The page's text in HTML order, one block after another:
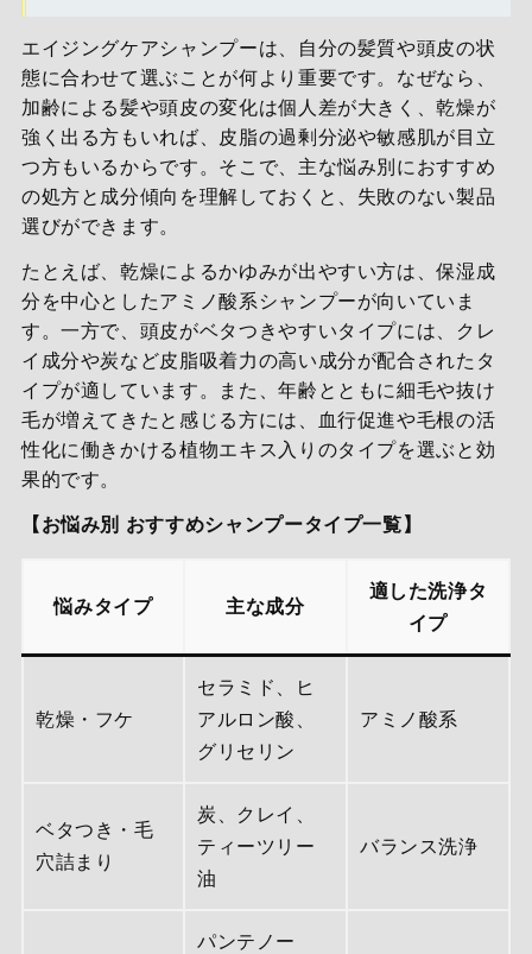
エイジングケアシャンプーは、自分の髪質や頭皮の状
態に合わせて選ぶことが何より重要です。なぜなら、
加齢による髪や頭皮の変化は個人差が大きく、乾燥が
強く出る方もいれば、皮脂の過剰分泌や敏感肌が目立
つ方もいるからです。そこで、主な悩み別におすすめ
の処方と成分傾向を理解しておくと、失敗のない製品
選びができます。
たとえば、乾燥によるかゆみが出やすい方は、保湿成
分を中心としたアミノ酸系シャンプーが向いていま
す。一方で、頭皮がベタつきやすいタイプには、クレ
イ成分や炭など皮脂吸着力の高い成分が配合されたタ
イプが適しています。また、年齢とともに細毛や抜け
毛が増えてきたと感じる方には、血行促進や毛根の活
性化に働きかける植物エキス入りのタイプを選ぶと効
果的です。
【お悩み別 おすすめシャンプータイプ一覧】
悩みタイプ 主な成分
適した洗浄タ
イプ
乾燥・フケ
セラミド、ヒ
アルロン酸、
グリセリン
アミノ酸系
ベタつき・毛
穴詰まり
炭、クレイ、
ティーツリー
油
バランス洗浄
パンテノー